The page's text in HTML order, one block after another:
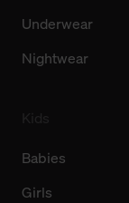
Underwear
Nightwear
Babies
Girls